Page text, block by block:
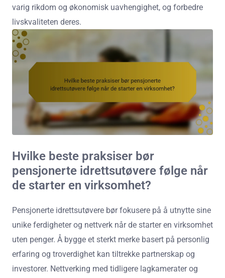
varig rikdom og økonomisk uavhengighet, og forbedre
livskvaliteten deres.
Hvilke beste praksiser bør
pensjonerte idrettsutøvere følge når
de starter en virksomhet?
Pensjonerte idrettsutøvere bør fokusere på å utnytte sine
unike ferdigheter og nettverk når de starter en virksomhet
uten penger. Å bygge et sterkt merke basert på personlig
erfaring og troverdighet kan tiltrekke partnerskap og
investorer. Nettverking med tidligere lagkamerater og